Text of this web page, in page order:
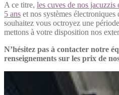
A ce titre, les cuves de nos jacuzzis
5 ans et nos systèmes
souhaitez vous octroyez une
mettons à votre disposition nos
N’hésitez pas à contacter notre
renseignements sur les prix de